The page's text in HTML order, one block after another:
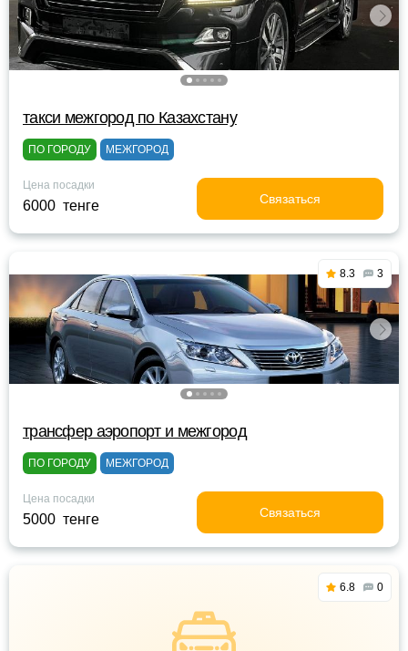
такси межгород по Казахстану
ПО ГОРОДУ МЕЖГОРОД
Цена посадки
6000 тенге Связаться
8.3 3
трансфер аэропорт и межгород
ПО ГОРОДУ МЕЖГОРОД
Цена посадки
5000 тенге Связаться
6.8 0